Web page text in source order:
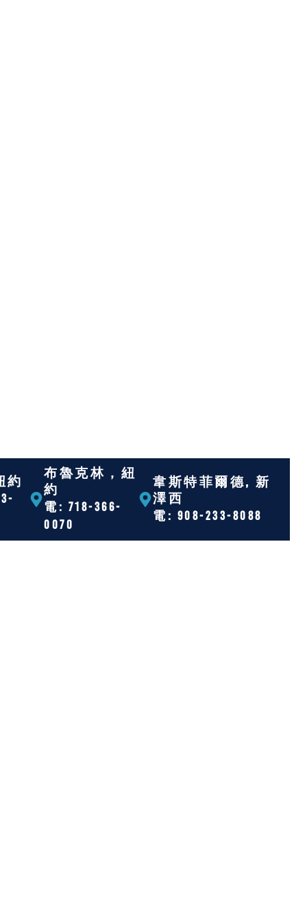
約
布魯克林，紐
約
電: 718-366-
0070
韋斯特菲爾德, 新
澤西
電: 908-233-8088